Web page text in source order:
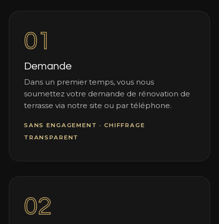
01
Demande
Dans un premier temps, vous nous
soumettez votre demande de rénovation de
terrasse via notre site ou par téléphone.
SANS ENGAGEMENT · CHIFFRAGE
TRANSPARENT
02